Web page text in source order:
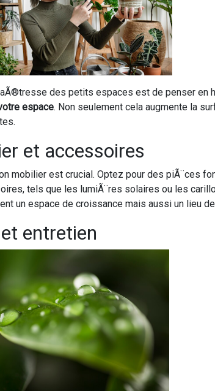
maÃ®tresse des petits espaces est de penser
espace. Non seulement cela augmente la
et accessoires
mobilier est crucial. Optez pour des piÃ¨ces
tels que les lumiÃ¨res solaires ou les
un espace de croissance mais aussi un lieu
entretien